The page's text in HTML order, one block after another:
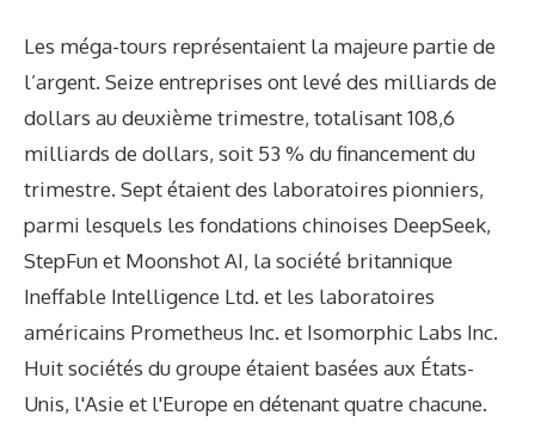
Les méga-tours représentaient la majeure partie de
l’argent. Seize entreprises ont levé des milliards de
dollars au deuxième trimestre, totalisant 108,6
milliards de dollars, soit 53 % du financement du
trimestre. Sept étaient des laboratoires pionniers,
parmi lesquels les fondations chinoises DeepSeek,
StepFun et Moonshot AI, la société britannique
Ineffable Intelligence Ltd. et les laboratoires
américains Prometheus Inc. et Isomorphic Labs Inc.
Huit sociétés du groupe étaient basées aux États-
Unis, l'Asie et l'Europe en détenant quatre chacune.